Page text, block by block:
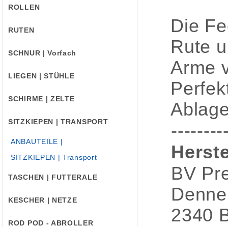
ROLLEN
RUTEN
SCHNUR | Vorfach
LIEGEN | STÜHLE
SCHIRME | ZELTE
SITZKIEPEN | TRANSPORT
ANBAUTEILE |
SITZKIEPEN | Transport
TASCHEN | FUTTERALE
KESCHER | NETZE
ROD POD - ABROLLER
Die
Rute
Arme
BV
2340